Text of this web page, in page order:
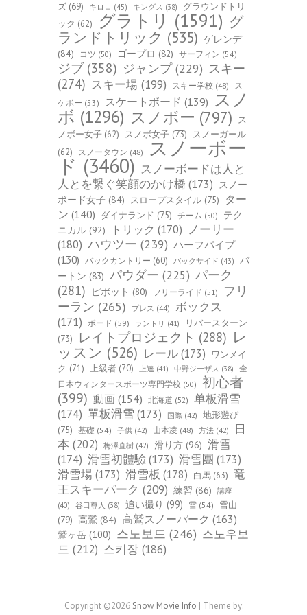
ズ (69) キロロ (45) キングス (38)
グラウンドトリ
ック (62) グラトリ (1591) グ
ランドトリック (535) ゲレンデ
(84)
コツ (50) ゴープロ (82) サーフィン (54)
ジブ (358) ジャンプ(229) スキー
(274) スキー場 (199) スキー学校 (48)
ス
ケボー (53) スケートボード (139) スノ
ボ (1296) スノボー (797)
ス
ノボー女子 (62) スノボ女子 (73)
スノーガール
(62)
スノータウン (48) スノーボー
ド (3460) スノーボードは人と
人とを繋ぐ笑顔のかけ橋 (173) スノー
ボード女子 (84) スロープスタイル (75)
ター
ン (140) ダイナランド (75) チーム (50)
テク
ニカル (92) トリック (170) ノーリー
(180) ハウツー (239) ハーフパイプ
(130)
バックカントリー (60) バックサイド (43)
バ
ートン (83) パウダー (225) パーク
(281)
ピボット (80) フリーライド (51)
フリ
ーラン (265) プレス (44)
ボックス
(171)
ボード (59) ラントリ (41)
リバースターン
(73)
レイトプロジェクト (288) レ
ッスン (526) レール(173) ワンメイ
ク (71) 上級者 (70) 上達 (41) 中野ジーザス (38)
全
日本ウィンタースポーツ専門学校 (50) 初心者
(399) 動画 (154) 北海道 (52) 单板滑雪
(174) 單板滑雪 (173) 国際 (42)
地形遊び
(75) 基礎 (54) 子供 (42) 山本凌 (48) 方法 (42)
日
本 (202) 梅澤直樹 (42) 滑り方 (96) 滑雪
(174) 滑雪初體驗 (173) 滑雪團 (173)
滑雪場(173) 滑雪板 (178) 白馬 (63) 竜
王スキーパーク (209) 練習 (86)
講座
(40)
谷口尊人 (38) 追い撮り (99) 雪 (54)
雪山
(79) 高鷲 (84) 高鷲スノーパーク (163)
鷲ヶ岳 (100) 스노보드 (246) 스노우보
드 (212) 스키장 (186)
Copyright ©2026 Snow Movie Info | Theme by: